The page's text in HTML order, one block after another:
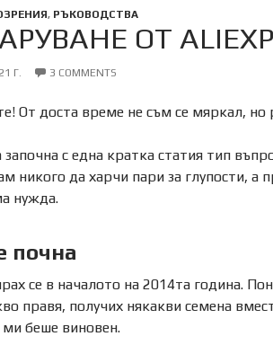
, РЪКОВОДСТВА
ОТ
Г. 3 COMMENTS
От доста време не съм се мяркал, но
с една кратка статия тип
никого да харчи пари за глупости,
нужда.
почна
се в началото на 2014та година.
правя, получих някакви семена
ми беше виновен.